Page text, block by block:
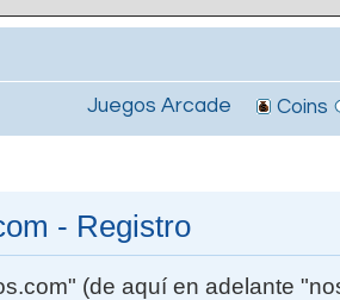
Juegos Arcade Coins
- Registro
(de aquí en adelante